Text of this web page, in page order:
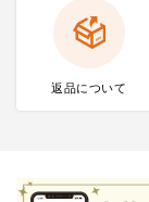
返品について